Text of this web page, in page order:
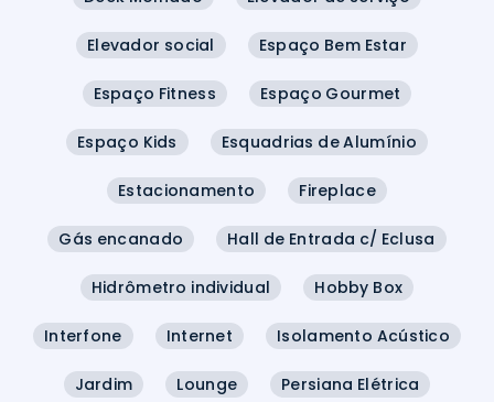
Elevador social Espaço Bem Estar
Espaço Fitness Espaço Gourmet
Espaço Kids Esquadrias de Alumínio
Estacionamento Fireplace
Gás encanado Hall de Entrada c/ Eclusa
Hidrômetro individual Hobby Box
Interfone Internet Isolamento Acústico
Jardim Lounge Persiana Elétrica